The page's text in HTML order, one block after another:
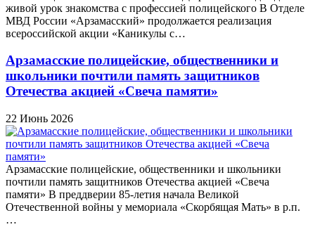
живой урок знакомства с профессией полицейского В Отделе
МВД России «Арзамасский» продолжается реализация
всероссийской акции «Каникулы с…
Арзамасские полицейские, общественники и
школьники почтили память защитников
Отечества акцией «Свеча памяти»
22 Июнь 2026
Арзамасские полицейские, общественники и школьники
почтили память защитников Отечества акцией «Свеча
памяти» В преддверии 85-летия начала Великой
Отечественной войны у мемориала «Скорбящая Мать» в р.п.
…